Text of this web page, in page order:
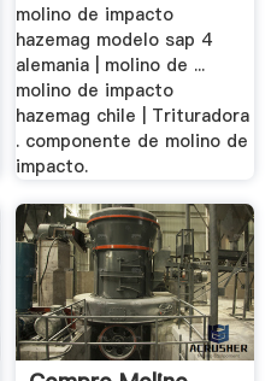
molino de impacto
hazemag modelo sap 4
alemania | molino de ...
molino de impacto
hazemag chile | Trituradora
. componente de molino de
impacto.